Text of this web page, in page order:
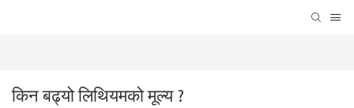
किन बढ्यो लिथियमको मूल्य ?